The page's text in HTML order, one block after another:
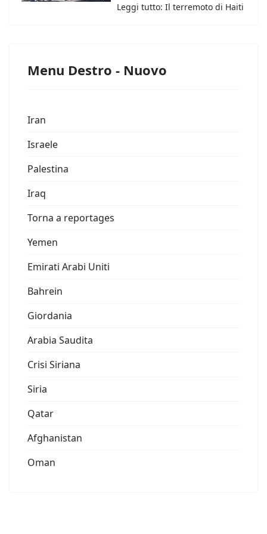
Leggi tutto: Il terremoto di Haiti
Menu Destro - Nuovo
Iran
Israele
Palestina
Iraq
Torna a reportages
Yemen
Emirati Arabi Uniti
Bahrein
Giordania
Arabia Saudita
Crisi Siriana
Siria
Qatar
Afghanistan
Oman